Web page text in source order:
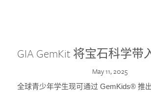
GIA GemKit 将宝石科学带
May 11, 2025
全球青少年学生现可通过 GemKids® 推